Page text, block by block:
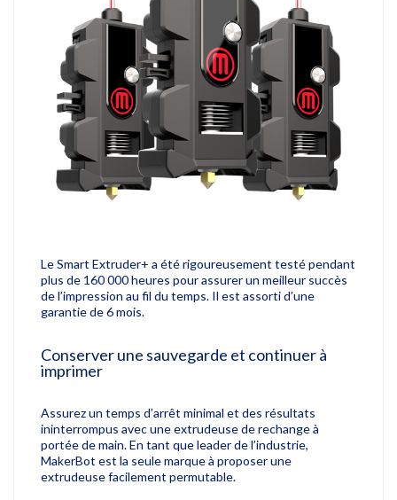
Le Smart Extruder+ a été rigoureusement testé pendant
plus de 160 000 heures pour assurer un meilleur succès
de l’impression au fil du temps. Il est assorti d’une
garantie de 6 mois.
Conserver une sauvegarde et continuer à
imprimer
Assurez un temps d’arrêt minimal et des résultats
ininterrompus avec une extrudeuse de rechange à
portée de main.En tant que leader de l’industrie,
MakerBot est la seule marque à proposer une
extrudeuse facilement permutable.